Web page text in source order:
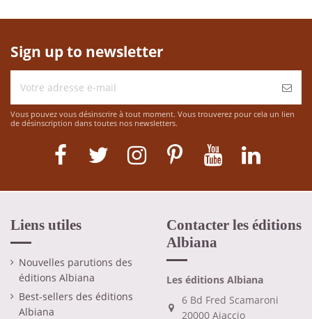
Sign up to newsletter
Vous pouvez vous désinscrire à tout moment. Vous trouverez pour cela un lien
de désinscription dans toutes nos newsletters.
Liens utiles
Nouvelles parutions des
éditions Albiana
Best-sellers des éditions
Albiana
Contacter les éditions
Albiana
Les éditions Albiana
6 Bd Fred Scamaroni
20000 Ajaccio